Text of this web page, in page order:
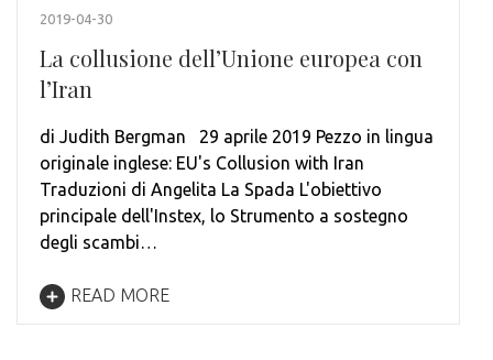
2019-04-30
La collusione dell’Unione europea con
l’Iran
di Judith Bergman 29 aprile 2019 Pezzo in lingua
originale inglese: EU's Collusion with Iran
Traduzioni di Angelita La Spada L'obiettivo
principale dell'Instex, lo Strumento a sostegno
degli scambi…
READ MORE